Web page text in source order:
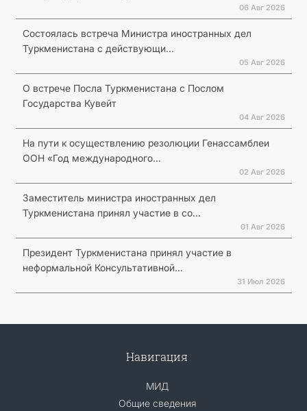
06 Авг 2026
Состоялась встреча Министра иностранных дел
Туркменистана с действующи...
05 Авг 2026
О встрече Посла Туркменистана с Послом
Государства Кувейт
04 Авг 2026
На пути к осуществлению резолюции Генассамблеи
ООН «Год международного...
02 Авг 2026
Заместитель министра иностранных дел
Туркменистана принял участие в со...
01 Авг 2026
Президент Туркменистана принял участие в
неформальной Консультативной...
31 Июл 2026
Навигация
МИД
Общие сведения